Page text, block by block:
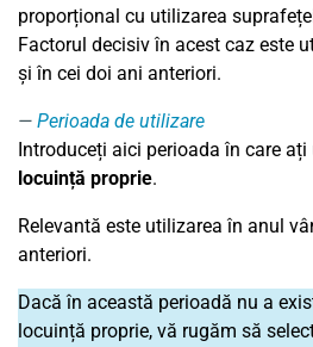
proporțional cu utilizarea
Factorul decisiv în acest caz este
și în cei doi ani anteriori.
Perioada de utilizare
Introduceți aici perioada în care
locuință proprie.
Relevantă este utilizarea în anul
anteriori.
Dacă în această perioadă nu a
locuință proprie, vă rugăm să